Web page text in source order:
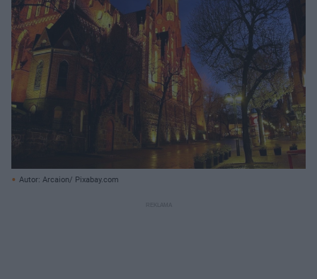
Autor: Arcaion/ Pixabay.com